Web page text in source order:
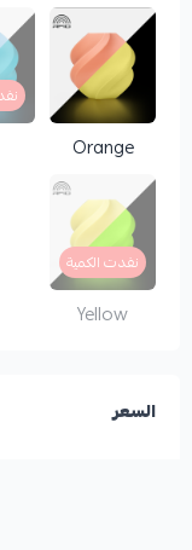
Orange
نفدت الكمية
Yellow
السعر